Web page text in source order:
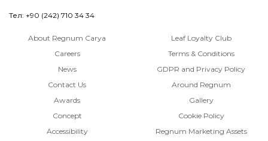
Тел: +90 (242) 710 34 34
About Regnum Carya
Careers
News
Contact Us
Awards
Concept
Accessibility
Leaf Loyalty Club
Terms & Conditions
GDPR and Privacy Policy
Around Regnum
Gallery
Cookie Policy
Regnum Marketing Assets